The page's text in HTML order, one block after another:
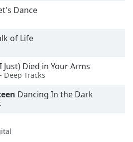
Dance
of Life
Just) Died in Your Arms
Deep Tracks
Dancing In the Dark